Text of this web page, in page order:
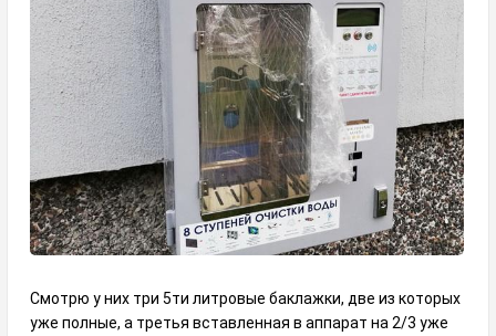
Смотрю у них три 5ти литровые баклажки, две из которых
уже полные, а третья вставленная в аппарат на 2/3 уже